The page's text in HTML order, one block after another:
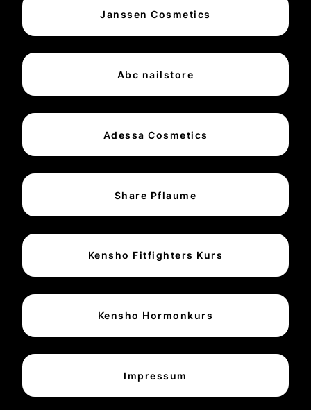
Janssen Cosmetics
Abc nailstore
Adessa Cosmetics
Share Pflaume
Kensho Fitfighters Kurs
Kensho Hormonkurs
Impressum